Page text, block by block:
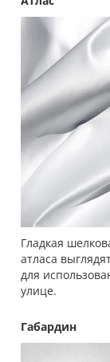
Гладкая
атласа
для
улице.
Габардин